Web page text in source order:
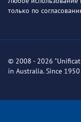
только по
© 2008 - 2026
in Australia. Since 1950